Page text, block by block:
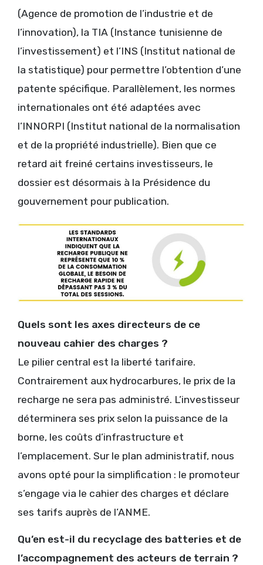
(Agence de promotion de l’industrie et de
l’innovation), la TIA (Instance tunisienne de
l’investissement) et l’INS (Institut national de
la statistique) pour permettre l’obtention d’une
patente spécifique. Parallèlement, les normes
internationales ont été adaptées avec
l’INNORPI (Institut national de la normalisation
et de la propriété industrielle). Bien que ce
retard ait freiné certains investisseurs, le
dossier est désormais à la Présidence du
gouvernement pour publication.
Quels sont les axes directeurs de ce
nouveau cahier des charges ?
Le pilier central est la liberté tarifaire.
Contrairement aux hydrocarbures, le prix de la
recharge ne sera pas administré. L’investisseur
déterminera ses prix selon la puissance de la
borne, les coûts d’infrastructure et
l’emplacement. Sur le plan administratif, nous
avons opté pour la simplification : le promoteur
s’engage via le cahier des charges et déclare
ses tarifs auprès de l’ANME.
Qu’en est-il du recyclage des batteries et de
l’accompagnement des acteurs de terrain ?